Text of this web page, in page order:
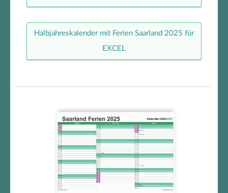
Halbjahreskalender mit Ferien Saarland 2025 für
EXCEL
Quartalskalender mit Ferien
Saarland